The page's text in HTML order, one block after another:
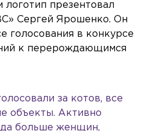
презентовал
Сергей Ярошенко. Он
голосования в конкурсе
к перерождающимся
за котов, все
объекты. Активно
больше женщин,